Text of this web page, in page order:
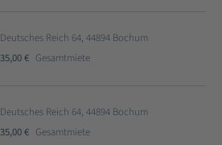
Deutsches Reich 64, 44894 Bochum
35,00 € Gesamtmiete
Deutsches Reich 64, 44894 Bochum
35,00 € Gesamtmiete